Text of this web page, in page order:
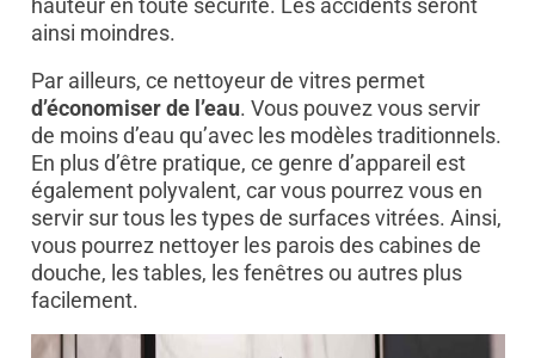
hauteur en toute sécurité. Les accidents seront
ainsi moindres.
Par ailleurs, ce nettoyeur de vitres permet
d’économiser de l’eau. Vous pouvez vous servir
de moins d’eau qu’avec les modèles traditionnels.
En plus d’être pratique, ce genre d’appareil est
également polyvalent, car vous pourrez vous en
servir sur tous les types de surfaces vitrées. Ainsi,
vous pourrez nettoyer les parois des cabines de
douche, les tables, les fenêtres ou autres plus
facilement.